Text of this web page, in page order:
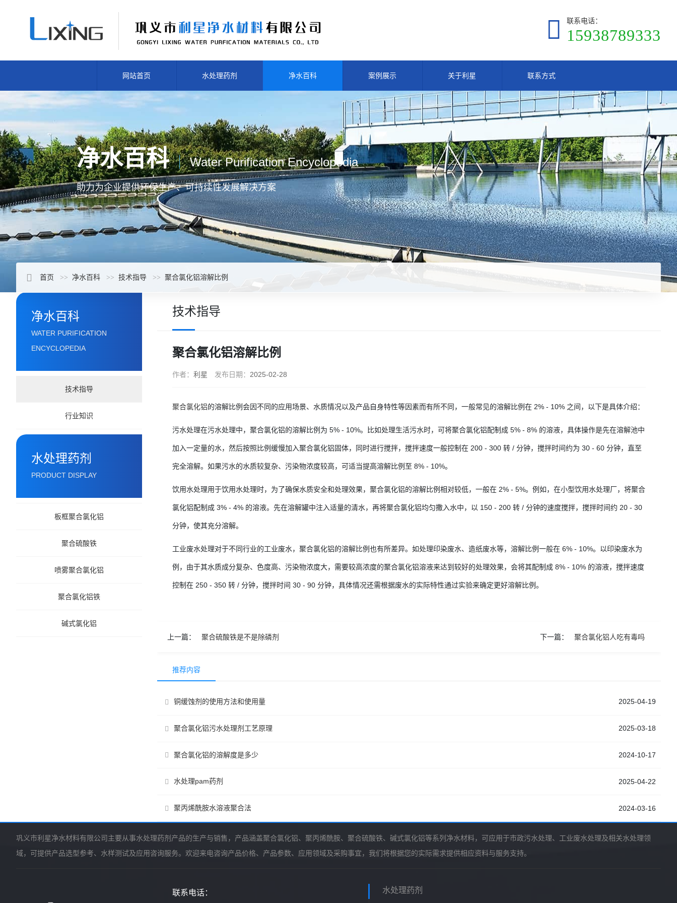
联系电话：
15938789333
网站首页 水处理药剂 净水百科 案例展示 关于利星 联系方式
净水百科 Water Purification Encyclopedia
助力为企业提供环保生产、可持续性发展解决方案
首页 净水百科 技术指导 聚合氯化铝溶解比例
净水百科
WATER PURIFICATION
ENCYCLOPEDIA
技术指导
行业知识
水处理药剂
PRODUCT DISPLAY
板框聚合氯化铝
聚合硫酸铁
喷雾聚合氯化铝
聚合氯化铝铁
碱式氯化铝
技术指导
聚合氯化铝溶解比例
作者： 利星 发布日期： 2025-02-28
聚合氯化铝的溶解比例会因不同的应用场景、水质情况以及产品自身特性等因素而有所不同，一般常见的溶解比例在 2% - 10% 之间，以下是具体介绍：
污水处理在污水处理中，聚合氯化铝的溶解比例为 5% - 10%。比如处理生活污水时，可将聚合氯化铝配制成 5% - 8% 的溶液，具体操作是先在溶解池中
加入一定量的水，然后按照比例缓慢加入聚合氯化铝固体，同时进行搅拌，搅拌速度一般控制在 200 - 300 转 / 分钟，搅拌时间约为 30 - 60 分钟，直至
完全溶解。如果污水的水质较复杂、污染物浓度较高，可适当提高溶解比例至 8% - 10%。
饮用水处理用于饮用水处理时，为了确保水质安全和处理效果，聚合氯化铝的溶解比例相对较低，一般在 2% - 5%。例如，在小型饮用水处理厂，将聚合
氯化铝配制成 3% - 4% 的溶液。先在溶解罐中注入适量的清水，再将聚合氯化铝均匀撒入水中，以 150 - 200 转 / 分钟的速度搅拌，搅拌时间约 20 - 30
分钟，使其充分溶解。
工业废水处理对于不同行业的工业废水，聚合氯化铝的溶解比例也有所差异。如处理印染废水、造纸废水等，溶解比例一般在 6% - 10%。以印染废水为
例，由于其水质成分复杂、色度高、污染物浓度大，需要较高浓度的聚合氯化铝溶液来达到较好的处理效果，会将其配制成 8% - 10% 的溶液，搅拌速度
控制在 250 - 350 转 / 分钟，搅拌时间 30 - 90 分钟，具体情况还需根据废水的实际特性通过实验来确定更好溶解比例。
上一篇： 聚合硫酸铁是不是除磷剂 下一篇： 聚合氯化铝人吃有毒吗
推荐内容
铜缓蚀剂的使用方法和使用量 2025-04-19
聚合氯化铝污水处理剂工艺原理 2025-03-18
聚合氯化铝的溶解度是多少 2024-10-17
水处理pam药剂 2025-04-22
聚丙烯酰胺水溶液聚合法 2024-03-16
巩义市利星净水材料有限公司主要从事水处理药剂产品的生产与销售，产品涵盖聚合氯化铝、聚丙烯酰胺、聚合硫酸铁、碱式氯化铝等系列净水材料，可应用于市政污水处理、工业废水处理及相关水处理领
域，可提供产品选型参考、水样测试及应用咨询服务。欢迎来电咨询产品价格、产品参数、应用领域及采购事宜，我们将根据您的实际需求提供相应资料与服务支持。
联系电话： 水处理药剂